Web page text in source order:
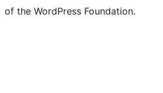
of the WordPress Foundation.